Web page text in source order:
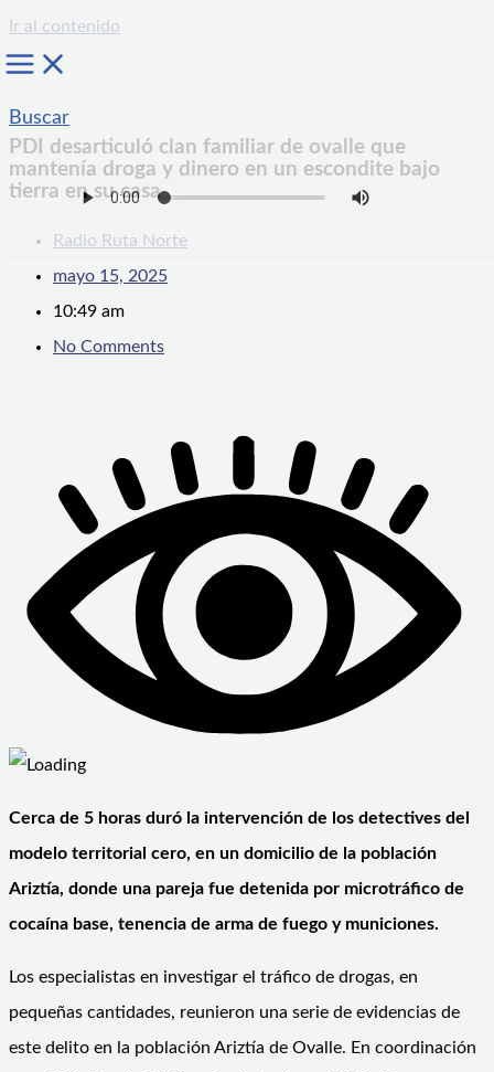
Ir al contenido
Buscar
PDI desarticuló clan familiar de ovalle que
mantenía droga y dinero en un escondite bajo
tierra en su casa
Radio Ruta Norte
mayo 15, 2025
10:49 am
No Comments
Cerca de 5 horas duró la intervención de los detectives del
modelo territorial cero, en un domicilio de la población
Ariztía, donde una pareja fue detenida por microtráfico de
cocaína base, tenencia de arma de fuego y municiones.
Los especialistas en investigar el tráfico de drogas, en
pequeñas cantidades, reunieron una serie de evidencias de
este delito en la población Ariztía de Ovalle. En coordinación